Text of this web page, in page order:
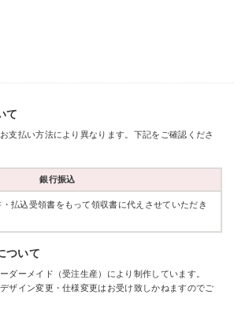
て
支払い方法により異なります。下記をご確認くださ
銀行振込
払込受領書をもって領収書に代えさせていただき
ついて
ダーメイド（受注生産）により制作しています。
ザイン変更・仕様変更はお受け致しかねますのでご